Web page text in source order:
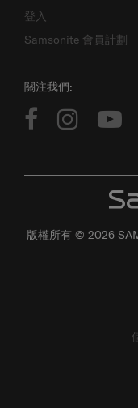
Samsonite 會員計劃